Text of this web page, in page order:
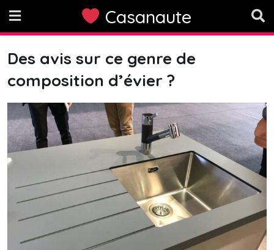
content
Casanaute
Des avis sur ce genre de
composition d’évier ?